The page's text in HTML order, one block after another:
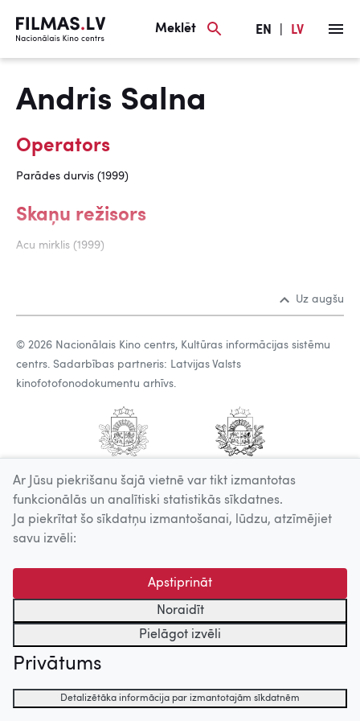
Meklēt EN LV
Andris Salna
Operators
Parādes durvis (1999)
Skaņu režisors
Acu mirklis (1999)
Uz augšu
© 2026 Nacionālais Kino centrs, Kultūras informācijas sistēmu
centrs. Sadarbības partneris: Latvijas Valsts
kinofotofonodokumentu arhīvs.
Ar Jūsu piekrišanu šajā vietnē var tikt izmantotas
funkcionālās un analītiski statistikās sīkdatnes.
Ja piekrītat šo sīkdatņu izmantošanai, lūdzu, atzīmējiet
savu izvēli:
Apstiprināt
Noraidīt
Pielāgot izvēli
Privātums
Detalizētāka informācija par izmantotajām sīkdatnēm